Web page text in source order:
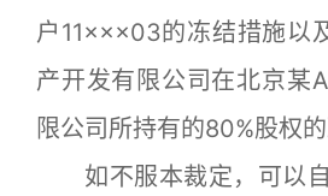
户11×××03的冻结措施以
产开发有限公司在北京某
限公司所持有的80%股权的
如不服本裁定，可以自